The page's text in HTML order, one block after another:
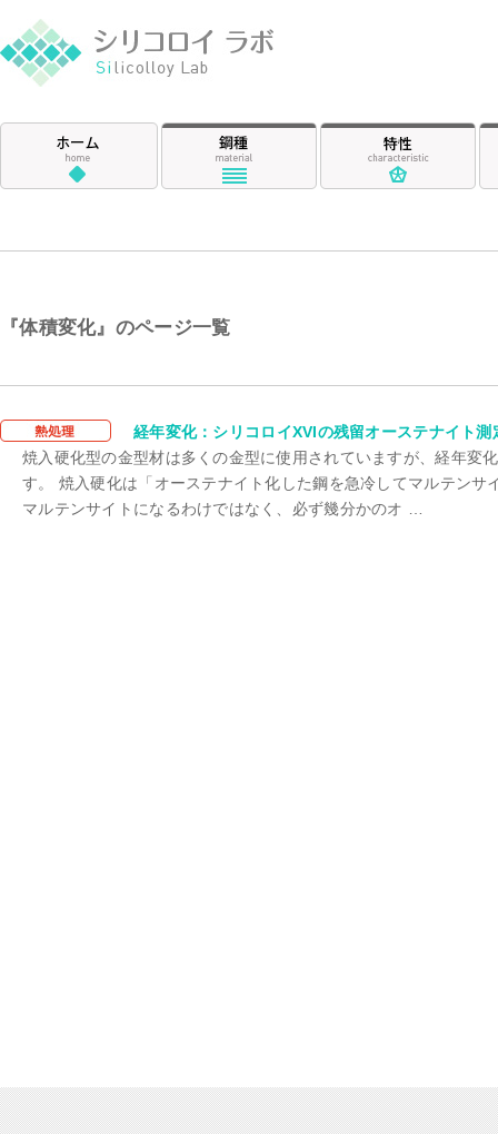
『体積変化』のページ一覧
体積変化
経年変化：シリコロイXVIの残留オーステナイト測
焼入硬化型の金型材は多くの金型に使用されていますが、経年変
す。 焼入硬化は「オーステナイト化した鋼を急冷してマルテンサ
マルテンサイトになるわけではなく、必ず幾分かのオ …